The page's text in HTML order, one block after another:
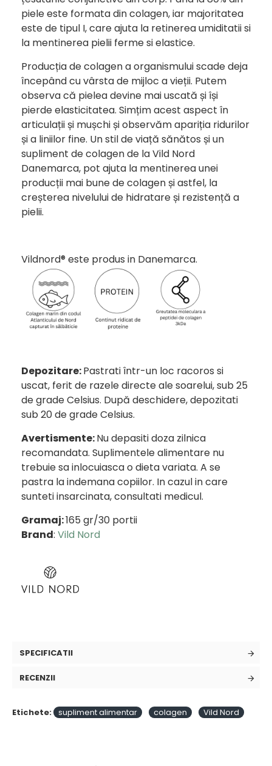
piele este formata din colagen, iar majoritatea
este de tipul I, care ajuta la retinerea umiditatii si
la mentinerea pielii ferme si elastice.
Producția de colagen a organismului scade deja
începând cu vârsta de mijloc a vieții. Putem
observa că pielea devine mai uscată și își
pierde elasticitatea. Simțim acest aspect în
articulații și mușchi și observăm apariția ridurilor
și a liniilor fine. Un stil de viață sănătos și un
supliment de colagen de la Vild Nord
Danemarca, pot ajuta la mentinerea unei
producții mai bune de colagen și astfel, la
creșterea nivelului de hidratare și rezistență a
pielii.
Vildnord® este produs in Danemarca.
Depozitare:Pastrati într-un loc racoros si
uscat, ferit de razele directe ale soarelui, sub 25
de grade Celsius. După deschidere, depozitati
sub 20 de grade Celsius.
Avertismente:Nu depasiti doza zilnica
recomandata. Suplimentele alimentare nu
trebuie sa inlocuiasca o dieta variata. A se
pastra la indemana copiilor. In cazul in care
sunteti insarcinata, consultati medicul.
Gramaj:165 gr/30 portii
Brand: Vild Nord
SPECIFICATII
RECENZII
Etichete: supliment alimentar colagen Vild Nord